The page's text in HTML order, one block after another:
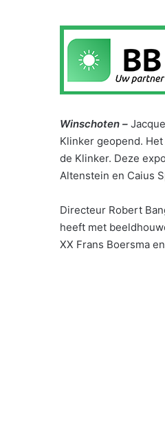
Winschoten –
Klinker geopend.
de Klinker. Deze
Altenstein en Caius
Directeur Robert
heeft met
XX Frans Boersma